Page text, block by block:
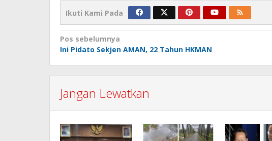
Ikuti Kami Pada
Navigasi
pos
Pos sebelumnya
Ini Pidato Sekjen AMAN, 22 Tahun HKMAN
Jangan Lewatkan